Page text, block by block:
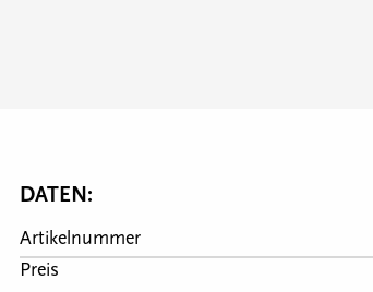
DATEN:
Artikelnummer
Preis